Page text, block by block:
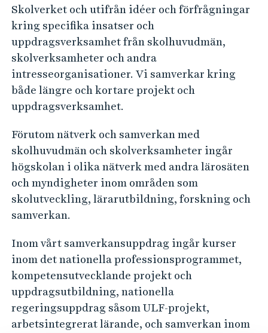
Skolverket och utifrån idéer och förfrågningar
kring specifika insatser och
uppdragsverksamhet från skolhuvudmän,
skolverksamheter och andra
intresseorganisationer. Vi samverkar kring
både längre och kortare projekt och
uppdragsverksamhet.
Förutom nätverk och samverkan med
skolhuvudmän och skolverksamheter ingår
högskolan i olika nätverk med andra lärosäten
och myndigheter inom områden som
skolutveckling, lärarutbildning, forskning och
samverkan.
Inom vårt samverkansuppdrag ingår kurser
inom det nationella professionsprogrammet,
kompetensutvecklande projekt och
uppdragsutbildning, nationella
regeringsuppdrag såsom ULF-projekt,
arbetsintegrerat lärande, och samverkan inom